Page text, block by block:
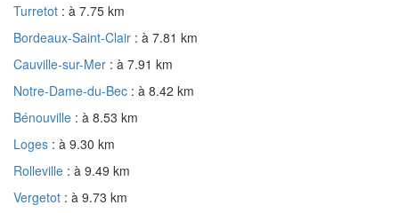
Turretot : à 7.75 km
Bordeaux-Saint-Clair : à 7.81 km
Cauville-sur-Mer : à 7.91 km
Notre-Dame-du-Bec : à 8.42 km
Bénouville : à 8.53 km
Loges : à 9.30 km
Rolleville : à 9.49 km
Vergetot : à 9.73 km